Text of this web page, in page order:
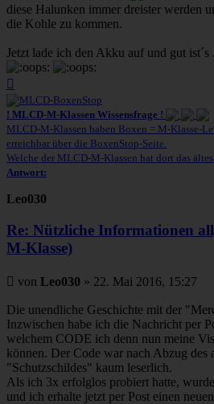
diese Halunken immer dreister werden
die Kohle zu kommen.
Jetzt lade ich den Akku auf und gut
oben
! MLCD-M-Klassen Wissensfrage !
MLCD-M-Klassen haben Boxen = M-Klasse-
erreichbar über die BoxenStop-Seite.
Welche der MLCD-M-Klassen hat dort das
Antwort:
Leo030
Re: Nützliche Informationen
M-Klasse)
Beitrag
von Leo030 » 22. Mai 2016, 15:27
Die unendliche Geschichte mit der
Inzwischen habe ich die Nachricht per
welchem CODE ich denn nun meine
können. Der Code war nach Abzug des
"Schutzschildes" kaum leserlich.
Als ich 3x erfolglos probiert hatte,
und ich erhalte jetzt per Post einen